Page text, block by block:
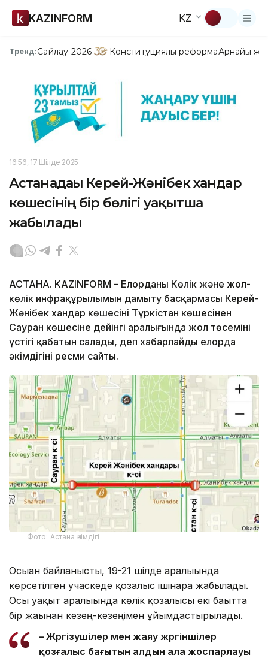
KAZINFORM KZ
Тренд:Сайлау-2026 Конституциялық реформаАрнайы
16:56, 17 Шілде 2025
Астанадағы Керей-Жәнібек хандар
көшесінің бір бөлігі уақытша
жабылады
АСТАНА. KAZINFORM – Елорданың Көлік және жол-
көлік инфрақұрылымын дамыту басқармасы Керей-
Жәнібек хандар көшесінің Түркістан көшесінен
Сауран көшесіне дейінгі аралығында жол төсемінің
үстіңгі қабатын салады, деп хабарлайды елорда
әкімдігінің ресми сайты.
Фото: Астана әкімдігі
Осыған байланысты, 19-21 шілде аралығында
көрсетілген учаскеде қозғалыс ішінара жабылады.
Осы уақыт аралығында көлік қозғалысы екі бағытта
бір жағынан кезең-кезеңімен ұйымдастырылады.
– Жүргізушілер мен жаяу жүргіншілер
қозғалыс бағытын алдын ала жоспарлауы